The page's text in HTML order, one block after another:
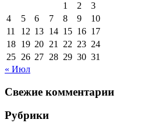
1
2
3
4
5 6 7 8 9
10
11
12 13 14 15 16 17
18 19 20 21 22 23 24
25 26 27 28 29 30 31
« Июл
Свежие комментарии
Рубрики